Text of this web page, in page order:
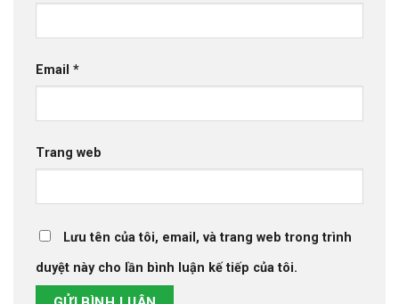
Email *
Trang web
Lưu tên của tôi, email, và trang web trong trình
duyệt này cho lần bình luận kế tiếp của tôi.